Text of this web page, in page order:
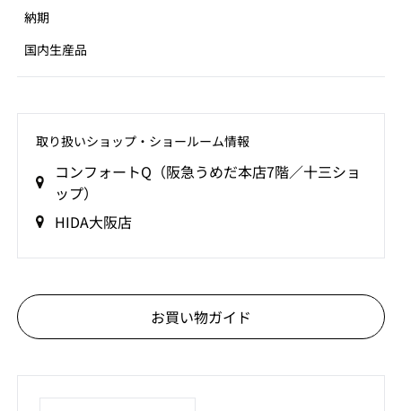
納期
国内生産品
取り扱いショップ‧ショールーム情報
コンフォートQ（阪急うめだ本店7階／十三ショ
ップ）
HIDA大阪店
お買い物ガイド